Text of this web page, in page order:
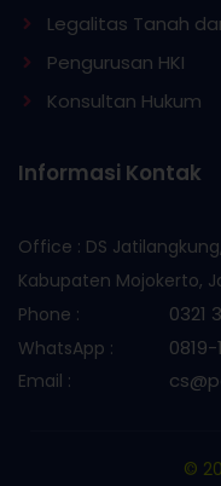
Legalitas Tanah
Pengurusan HKI
Konsultan Hukum
Informasi Kontak
Office : DS
Kabupaten Mojokerto,
Phone :
0321
WhatsApp :
Email :
©